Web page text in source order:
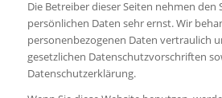
Die Betreiber dieser Seiten nehmen den
persönlichen Daten sehr ernst. Wir
personenbezogenen Daten vertraulich
gesetzlichen Datenschutzvorschriften
Datenschutzerklärung.